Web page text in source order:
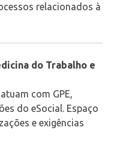
relacionados à
do Trabalho e
com GPE,
do eSocial. Espaço
e exigências